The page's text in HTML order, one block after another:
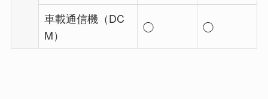
車載通信機（DC
M）
◯ ◯